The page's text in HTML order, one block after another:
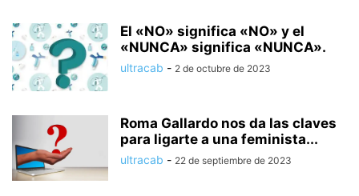
El «NO» significa «NO» y el
«NUNCA» significa «NUNCA».
ultracab - 2 de octubre de 2023
Roma Gallardo nos da las claves
para ligarte a una feminista...
ultracab - 22 de septiembre de 2023